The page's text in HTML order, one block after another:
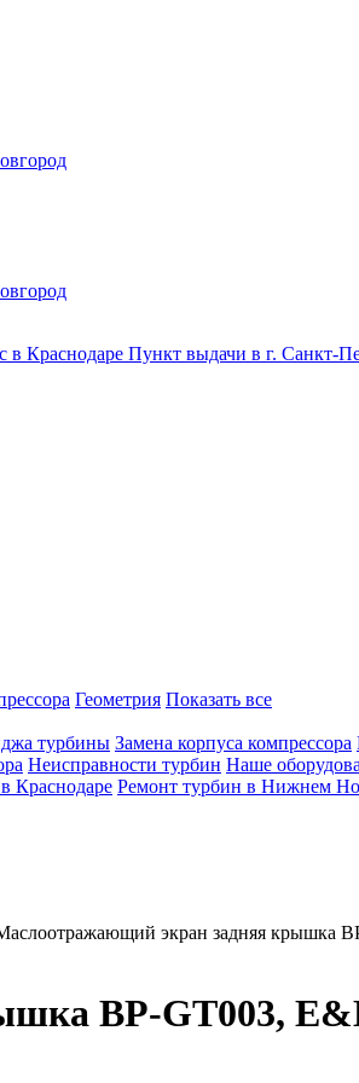
в Краснодаре Пункт выдачи в г. Санкт-
Геометрия Показать все
турбины Замена корпуса компрессора
Неисправности турбин Наше
Краснодаре Ремонт турбин в Нижнем
экран задняя крышка
BP-GT003,